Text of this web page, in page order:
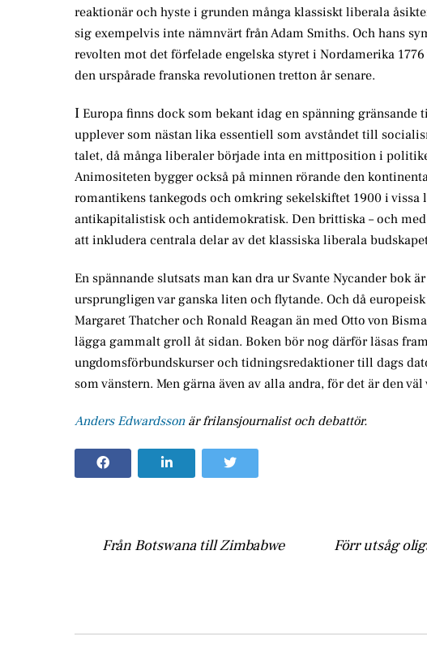
reaktionär och hyste i grunden många klassiskt liberala
sig exempelvis inte nämnvärt från Adam Smiths. Och hans
revolten mot det förfelade engelska styret i Nordamerika
den urspårade franska revolutionen tretton år senare.
I Europa finns dock som bekant idag en spänning
upplever som nästan lika essentiell som avståndet till
talet, då många liberaler började inta en mittposition i
Animositeten bygger också på minnen rörande den
romantikens tankegods och omkring sekelskiftet 1900 i
antikapitalistisk och antidemokratisk. Den brittiska – och
att inkludera centrala delar av det klassiska liberala
En spännande slutsats man kan dra ur Svante Nycander
ursprungligen var ganska liten och flytande. Och då
Margaret Thatcher och Ronald Reagan än med Otto von
lägga gammalt groll åt sidan. Boken bör nog därför läsas
ungdomsförbundskurser och tidningsredaktioner till dags
som vänstern. Men gärna även av alla andra, för det är den väl
Anders Edwardssonär frilansjournalist och debattör.
Från Botswana till Zimbabwe Förr utsåg